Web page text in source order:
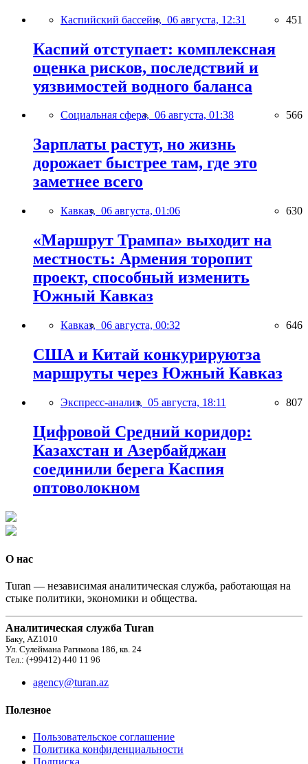
Каспийский бассейн, 06 августа, 12:31 451
Каспий отступает: комплексная
оценка рисков, последствий и
уязвимостей водного баланса
Социальная сфера, 06 августа, 01:38 566
Зарплаты растут, но жизнь
дорожает быстрее там, где это
заметнее всего
Кавказ, 06 августа, 01:06 630
«Маршрут Трампа» выходит на
местность: Армения торопит
проект, способный изменить
Южный Кавказ
Кавказ, 06 августа, 00:32 646
США и Китай конкурируютза
маршруты через Южный Кавказ
Экспресс-анализ, 05 августа, 18:11 807
Цифровой Средний коридор:
Казахстан и Азербайджан
соединили берега Каспия
оптоволокном
О нас
Turan — независимая аналитическая служба, работающая на
стыке политики, экономики и общества.
Аналитическая служба Turan
Баку, AZ1010
Ул. Сулеймана Рагимова 186, кв. 24
Тел.: (+99412) 440 11 96
agency@turan.az
Полезное
Пользовательское соглашение
Политика конфиденциальности
Подписка